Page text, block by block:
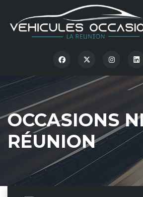
OCCASIONS
RÉUNION